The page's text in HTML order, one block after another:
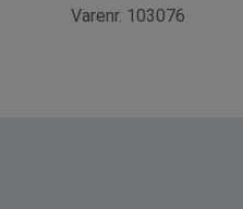
Varenr. 103076